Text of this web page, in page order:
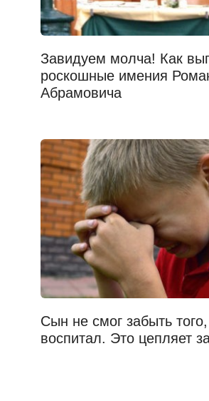
Завидуем молча! Как
роскошные имения
Абрамовича
Сын не смог забыть того,
воспитал. Это цепляет